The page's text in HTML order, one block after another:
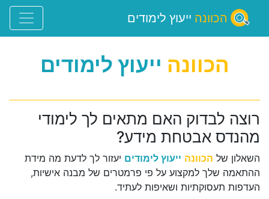
הכוונה ייעוץ לימודים
הכוונה ייעוץ לימודים
רוצה לבדוק האם מתאים לך לימודי
מהנדס אבטחת מידע?
השאלון של הכוונה ייעוץ לימודים יעזור לך לדעת מה מידת
ההתאמה שלך למקצוע על פי פרמטרים של מבנה אישיות,
העדפות תעסוקתיות ושאיפות לעתיד.